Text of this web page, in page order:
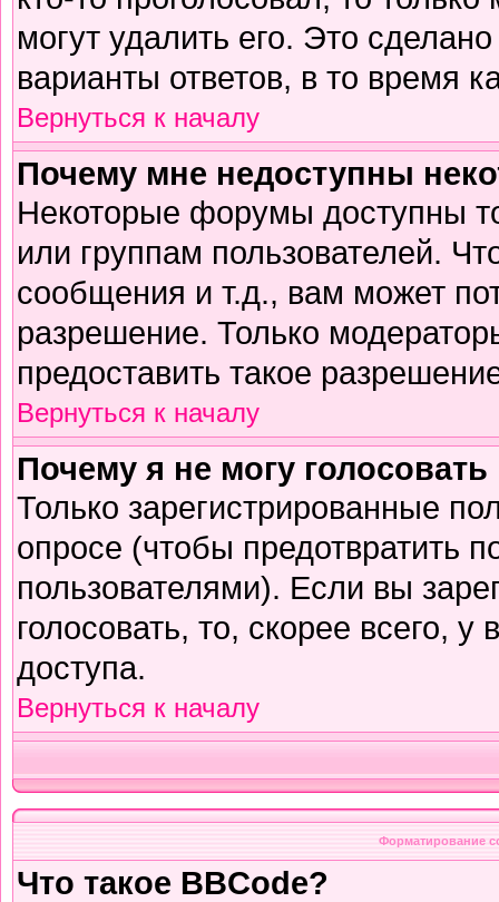
могут удалить его. Это
варианты ответов, в то время
Вернуться к началу
Почему мне недоступны
Некоторые форумы доступны
или группам пользователей.
сообщения и т.д., вам может
разрешение. Только
предоставить такое
Вернуться к началу
Почему я не могу
Только зарегистрированные
опросе (чтобы предотвратить
пользователями). Если вы
голосовать, то, скорее всего,
доступа.
Вернуться к началу
Форматирование
Что такое BBCode?